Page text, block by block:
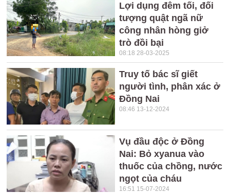
Lợi dụng đêm tối, đối
tượng quật ngã nữ
công nhân hòng giở
trò đồi bại
08:18 28-03-2025
Truy tố bác sĩ giết
người tình, phân xác ở
Đồng Nai
08:46 13-12-2024
Vụ đầu độc ở Đồng
Nai: Bỏ xyanua vào
thuốc của chồng, nước
ngọt của cháu
16:51 15-07-2024